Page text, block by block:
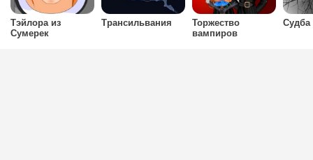
Тэйлора из
Сумерек
Трансильвания
Торжество
вампиров
Судба